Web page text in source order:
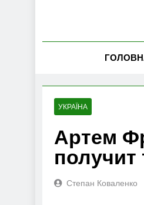
УКРАЇНА
Артем
Степан Коваленко